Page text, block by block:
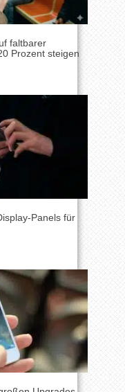
faltbarer
Prozent steigen
Panels für